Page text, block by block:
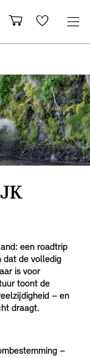
Wishlist
een roadtrip
dat de volledig
is voor
toont de
– en
draagt.
–